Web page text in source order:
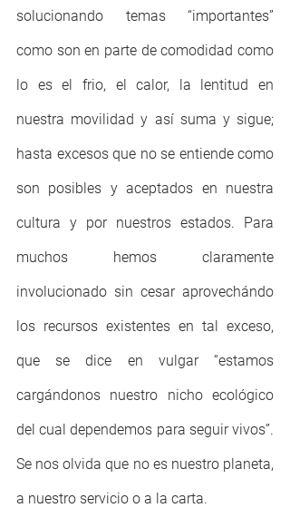
solucionando temas “importantes”
como son en parte de comodidad como
lo es el frio, el calor, la lentitud en
nuestra movilidad y así suma y sigue;
hasta excesos que no se entiende como
son posibles y aceptados en nuestra
cultura y por nuestros estados. Para
muchos hemos claramente
involucionado sin cesar aprovechándo
los recursos existentes en tal exceso,
que se dice en vulgar “estamos
cargándonos nuestro nicho ecológico
del cual dependemos para seguir vivos”.
Se nos olvida que no es nuestro planeta,
a nuestro servicio o a la carta.